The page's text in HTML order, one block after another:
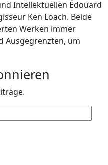
Intellektuellen Édouard
Ken Loach. Beide
Werken immer
Ausgegrenzten, um